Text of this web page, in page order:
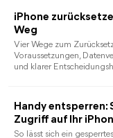
Der Leitfaden
Code erkennen,
Anleitung
So schalten Sie